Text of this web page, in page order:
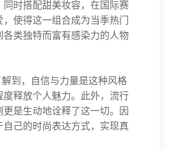
时搭配甜美妆容，在国际赛
使得这一组合成为当季热门
类独特而富有感染力的人物
到，自信与力量是这种风格
释放个人魅力。此外，流行
是生动地诠释了这一切。因
己的时尚表达方式，实现真